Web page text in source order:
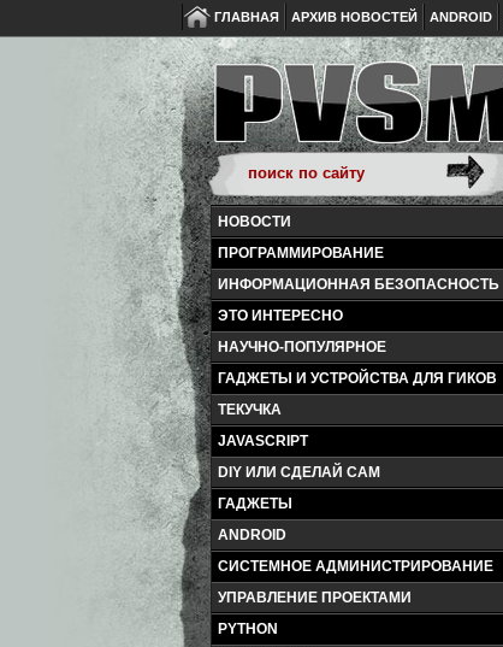
ГЛАВНАЯ АРХИВ НОВОСТЕЙ ANDROID
НОВОСТИ
ПРОГРАММИРОВАНИЕ
ИНФОРМАЦИОННАЯ БЕЗОПАСНОСТЬ
ЭТО ИНТЕРЕСНО
НАУЧНО-ПОПУЛЯРНОЕ
ГАДЖЕТЫ И УСТРОЙСТВА ДЛЯ ГИКОВ
ТЕКУЧКА
JAVASCRIPT
DIY ИЛИ СДЕЛАЙ САМ
ГАДЖЕТЫ
ANDROID
СИСТЕМНОЕ АДМИНИСТРИРОВАНИЕ
УПРАВЛЕНИЕ ПРОЕКТАМИ
PYTHON